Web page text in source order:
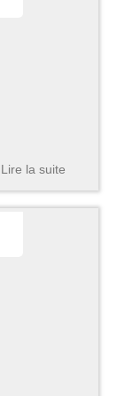
Lire la suite